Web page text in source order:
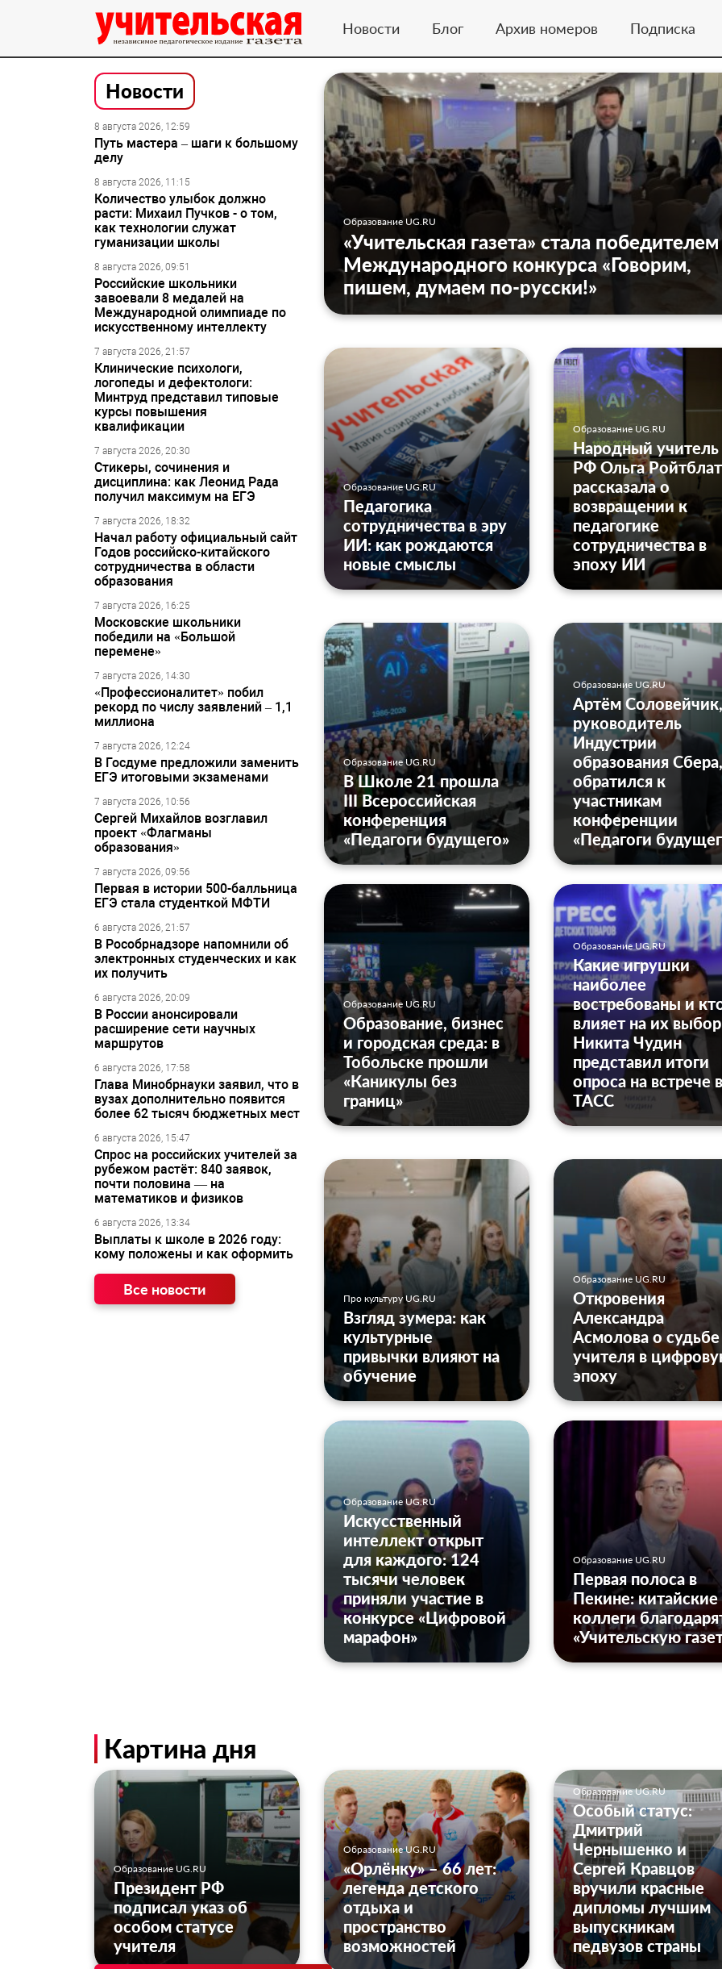
Новости Блог Архив номеров Подписка
Новости
8 августа 2026, 12:59
Путь мастера – шаги к большому
делу
8 августа 2026, 11:15
Количество улыбок должно
расти: Михаил Пучков - о том,
как технологии служат
гуманизации школы
8 августа 2026, 09:51
Российские школьники
завоевали 8 медалей на
Международной олимпиаде по
искусственному интеллекту
7 августа 2026, 21:57
Клинические психологи,
логопеды и дефектологи:
Минтруд представил типовые
курсы повышения
квалификации
7 августа 2026, 20:30
Стикеры, сочинения и
дисциплина: как Леонид Рада
получил максимум на ЕГЭ
7 августа 2026, 18:32
Начал работу официальный сайт
Годов российско-китайского
сотрудничества в области
образования
7 августа 2026, 16:25
Московские школьники
победили на «Большой
перемене»
7 августа 2026, 14:30
«Профессионалитет» побил
рекорд по числу заявлений – 1,1
миллиона
7 августа 2026, 12:24
В Госдуме предложили заменить
ЕГЭ итоговыми экзаменами
7 августа 2026, 10:56
Сергей Михайлов возглавил
проект «Флагманы
образования»
7 августа 2026, 09:56
Первая в истории 500-балльница
ЕГЭ стала студенткой МФТИ
6 августа 2026, 21:57
В Рособрнадзоре напомнили об
электронных студенческих и как
их получить
6 августа 2026, 20:09
В России анонсировали
расширение сети научных
маршрутов
6 августа 2026, 17:58
Глава Минобрнауки заявил, что в
вузах дополнительно появится
более 62 тысяч бюджетных мест
6 августа 2026, 15:47
Спрос на российских учителей за
рубежом растёт: 840 заявок,
почти половина — на
математиков и физиков
6 августа 2026, 13:34
Выплаты к школе в 2026 году:
кому положены и как оформить
Все новости
Образование UG.RU
«Учительская газета» стала победителем
Международного конкурса «Говорим,
пишем, думаем по-русски!»
Образование UG.RU
Педагогика
сотрудничества в эру
ИИ: как рождаются
новые смыслы
Образование UG.RU
Народный учитель
РФ Ольга Ройтблат
рассказала о
возвращении к
педагогике
сотрудничества в
эпоху ИИ
Образование UG.RU
В Школе 21 прошла
III Всероссийская
конференция
«Педагоги будущего»
Образование UG.RU
Артём Соловейчик,
руководитель
Индустрии
образования Сбера,
обратился к
участникам
конференции
«Педагоги
Образование UG.RU
Образование, бизнес
и городская среда: в
Тобольске прошли
«Каникулы без
границ»
Образование UG.RU
Какие игрушки
наиболее
востребованы и
влияет на их
Никита Чудин
представил итоги
опроса на встрече в
ТАСС
Про культуру UG.RU
Взгляд зумера: как
культурные
привычки влияют на
обучение
Образование UG.RU
Откровения
Александра
Асмолова о судьбе
учителя в
эпоху
Образование UG.RU
Искусственный
интеллект открыт
для каждого: 124
тысячи человек
приняли участие в
конкурсе «Цифровой
марафон»
Образование UG.RU
Первая полоса в
Пекине: китайские
коллеги
«Учительскую
Картина дня
Образование UG.RU
Президент РФ
подписал указ об
особом статусе
учителя
Образование UG.RU
«Орлёнку» – 66 лет:
легенда детского
отдыха и
пространство
возможностей
Образование UG.RU
Особый статус:
Дмитрий
Чернышенко и
Сергей Кравцов
вручили красные
дипломы лучшим
выпускникам
педвузов страны